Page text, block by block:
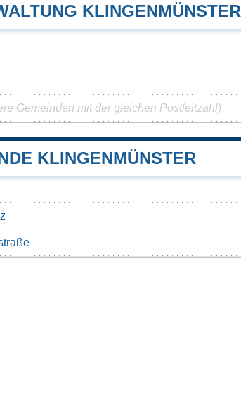
KLINGENMÜNSTER
Gemeinden mit der gleichen Postleitzahl)
KLINGENMÜNSTER